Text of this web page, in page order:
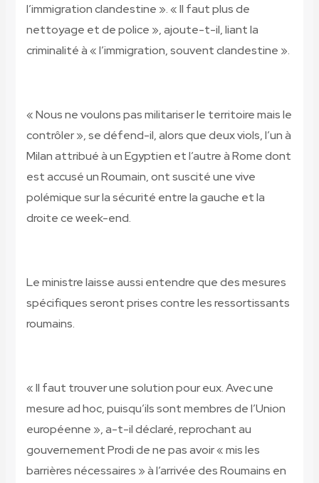
l’immigration clandestine ». « Il faut plus de
nettoyage et de police », ajoute-t-il, liant la
criminalité à « l’immigration, souvent clandestine ».
« Nous ne voulons pas militariser le territoire mais le
contrôler », se défend-il, alors que deux viols, l’un à
Milan attribué à un Egyptien et l’autre à Rome dont
est accusé un Roumain, ont suscité une vive
polémique sur la sécurité entre la gauche et la
droite ce week-end.
Le ministre laisse aussi entendre que des mesures
spécifiques seront prises contre les ressortissants
roumains.
« Il faut trouver une solution pour eux. Avec une
mesure ad hoc, puisqu’ils sont membres de l’Union
européenne », a-t-il déclaré, reprochant au
gouvernement Prodi de ne pas avoir « mis les
barrières nécessaires » à l’arrivée des Roumains en